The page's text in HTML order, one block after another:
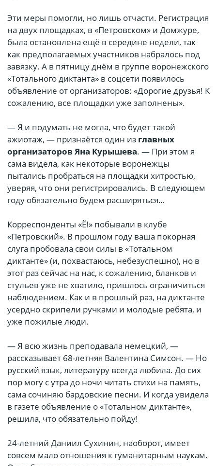
Эти меры помогли, но лишь отчасти. Регистрация
на двух площадках, в «Петровском» и Домжуре,
была остановлена ещё в середине недели, так
как предполагаемых участников набралось под
завязку. А в пятницу днём в группе воронежского
«Тотального диктанта» в соцсети появилось
объявление от организаторов: «Дорогие друзья! К
сожалению, все площадки уже заполнены».
— Я и подумать не могла, что будет такой
ажиотаж, — признаётся один из главных
организаторов Яна Курышева. — При этом я
сама видела, как некоторые воронежцы
пытались пробраться на площадки хитростью,
уверяя, что они регистрировались. В следующем
году обязательно будем расширяться…
Корреспонденты «Ё!» побывали в клубе
«Петровский». В прошлом году ваша покорная
слуга пробовала свои силы в «Тотальном
диктанте» (и, похвастаюсь, небезуспешно), но в
этот раз сейчас на нас, к сожалению, бланков и
стульев уже не хватило, пришлось ограничиться
наблюдением. Как и в прошлый раз, на диктанте
усердно скрипели ручками и молодые ребята, и
уже пожилые люди.
— Я всю жизнь преподавала немецкий, —
рассказывает 68-летняя Валентина Симсон. — Но
русский язык, литературу всегда любила. До сих
пор могу с утра до ночи читать стихи на память,
сама сочиняю бардовские песни. И когда увидела
в газете объявление о «Тотальном диктанте»,
решила, что обязательно пойду!
24-летний Даниил Сухинин, наоборот, имеет
совсем мало отношения к гуманитарным наукам.